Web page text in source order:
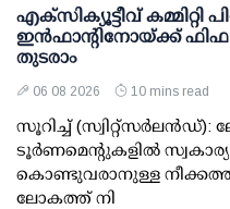
എക്സിക്യൂട്ടീവ് കമ്മിറ്റി
ഇന്‍ഫാന്റിനോയ്ക്ക്
തുടരാം
06 08 2026 10 mins read
സൂറിച്ച് (സ്വിറ്റ്‌സര്‍ലന്‍ഡ്):
ടൂര്‍ണമെന്റുകളില്‍ സ്വകാര്യ
കൊണ്ടുവരാനുള്ള
ലോകത്ത് നി